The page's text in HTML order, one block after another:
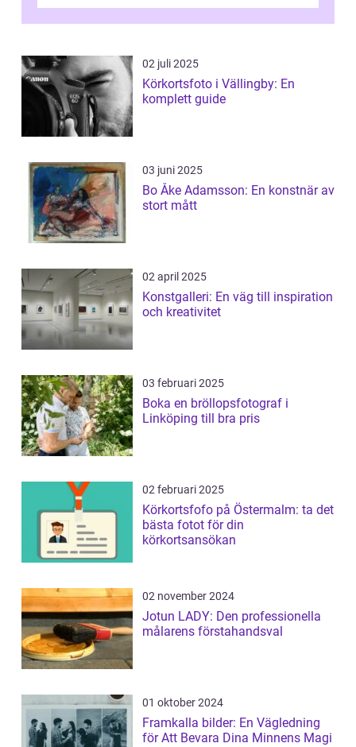
02 juli 2025
Körkortsfoto i Vällingby: En
komplett guide
03 juni 2025
Bo Åke Adamsson: En konstnär av
stort mått
02 april 2025
Konstgalleri: En väg till inspiration
och kreativitet
03 februari 2025
Boka en bröllopsfotograf i
Linköping till bra pris
02 februari 2025
Körkortsfofo på Östermalm: ta det
bästa fotot för din
körkortsansökan
02 november 2024
Jotun LADY: Den professionella
målarens förstahandsval
01 oktober 2024
Framkalla bilder: En Vägledning
för Att Bevara Dina Minnens Magi